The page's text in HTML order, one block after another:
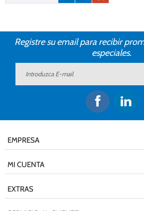
Registre su email para recibir
especiales.
EMPRESA
MI CUENTA
EXTRAS